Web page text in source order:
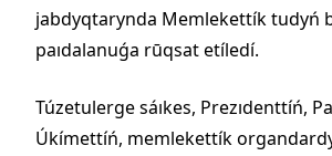
jabdyqtarynda Memlekettík tudyń
paıdalanuǵa rūqsat etíledí.
Túzetulerge sáıkes, Prezıdenttíń,
Úkímettíń, memlekettík